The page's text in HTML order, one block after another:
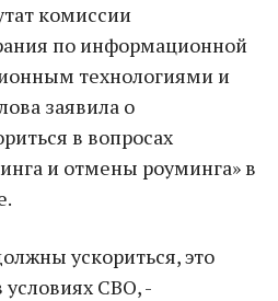
комиссии
по информационной
технологиями и
заявила о
в вопросах
и отмены роуминга» в
ускориться, это
условиях СВО, -